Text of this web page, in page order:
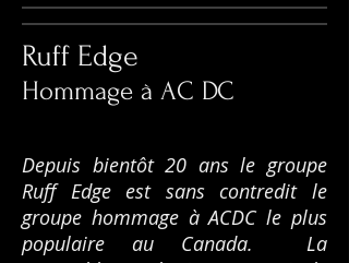
Ruff Edge
Hommage à AC DC
Depuis bientôt 20 ans le groupe
Ruff Edge est sans contredit le
groupe hommage à ACDC le plus
populaire au Canada. La